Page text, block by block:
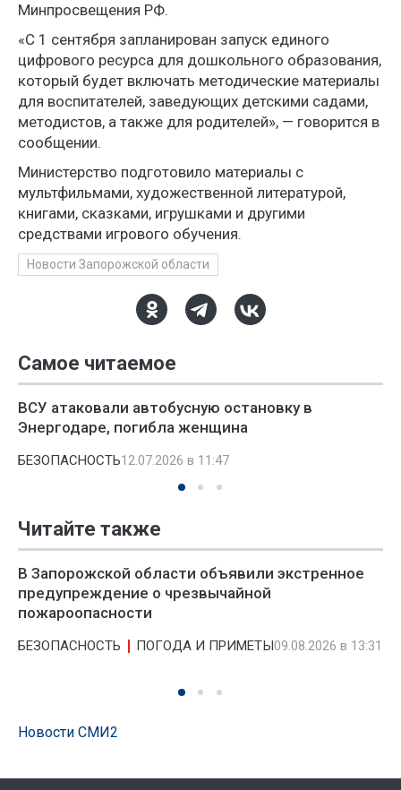
Минпросвещения РФ.
«С 1 сентября запланирован запуск единого
цифрового ресурса для дошкольного образования,
который будет включать методические материалы
для воспитателей, заведующих детскими садами,
методистов, а также для родителей», — говорится в
сообщении.
Министерство подготовило материалы с
мультфильмами, художественной литературой,
книгами, сказками, игрушками и другими
средствами игрового обучения.
Новости Запорожской области
Самое читаемое
ВСУ атаковали автобусную остановку в
Энергодаре, погибла женщина
БЕЗОПАСНОСТЬ12.07.2026 в 11:47
Читайте также
В Запорожской области объявили экстренное
предупреждение о чрезвычайной
пожароопасности
БЕЗОПАСНОСТЬ ПОГОДА И ПРИМЕТЫ09.08.2026 в 13:31
Новости СМИ2